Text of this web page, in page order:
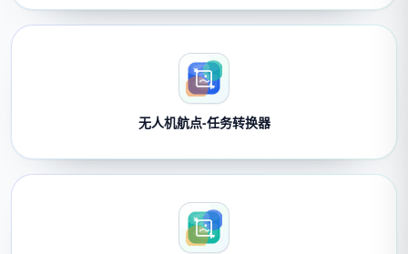
无人机航点-任务转换器